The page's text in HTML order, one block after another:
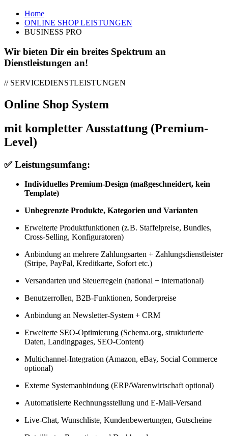
Home
ONLINE SHOP LEISTUNGEN
BUSINESS PRO
Wir bieten Dir ein breites Spektrum an
Dienstleistungen an!
// SERVICEDIENSTLEISTUNGEN
Online Shop System
mit kompletter Ausstattung (Premium-
Level)
✅Leistungsumfang:
Individuelles Premium-Design (maßgeschneidert, kein
Template)
Unbegrenzte Produkte, Kategorien und Varianten
Erweiterte Produktfunktionen (z.B. Staffelpreise, Bundles,
Cross-Selling, Konfiguratoren)
Anbindung an mehrere Zahlungsarten + Zahlungsdienstleister
(Stripe, PayPal, Kreditkarte, Sofort etc.)
Versandarten und Steuerregeln (national + international)
Benutzerrollen, B2B-Funktionen, Sonderpreise
Anbindung an Newsletter-System + CRM
Erweiterte SEO-Optimierung (Schema.org, strukturierte
Daten, Landingpages, SEO-Content)
Multichannel-Integration (Amazon, eBay, Social Commerce
optional)
Externe Systemanbindung (ERP/Warenwirtschaft optional)
Automatisierte Rechnungsstellung und E-Mail-Versand
Live-Chat, Wunschliste, Kundenbewertungen, Gutscheine